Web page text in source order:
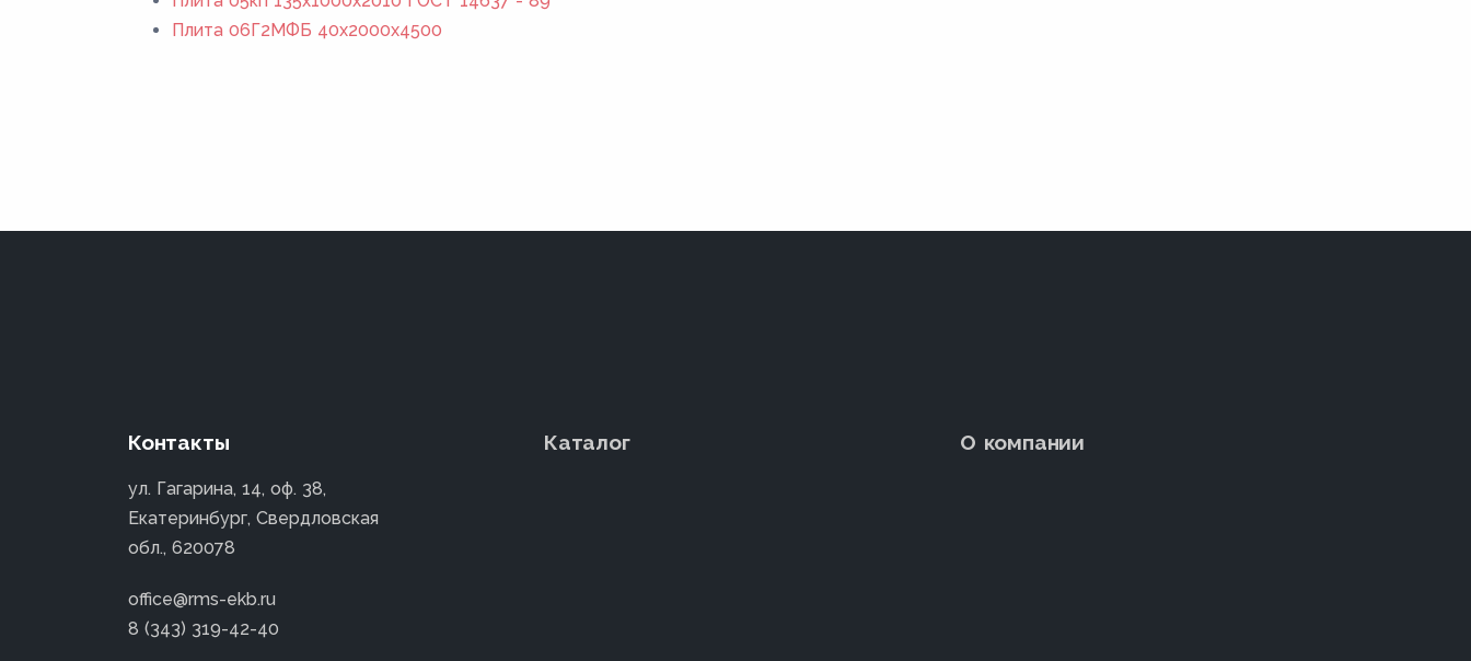
Плита 06Г2МФБ 40x2000x4500
Контакты
ул. Гагарина, 14, оф. 38,
Екатеринбург, Свердловская
обл., 620078
office@rms-ekb.ru
8 (343) 319-42-40
Каталог О компании